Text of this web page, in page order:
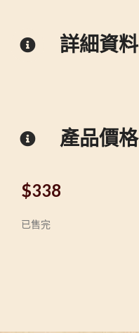
詳細資料
產品價格
$338
已售完